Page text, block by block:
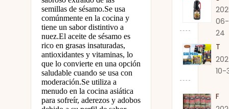
semillas de sésamo.Se usa
comúnmente en la cocina y
tiene un sabor distintivo a
nuez.El aceite de sésamo es
rico en grasas insaturadas,
antioxidantes y vitaminas, lo
que lo convierte en una opción
saludable cuando se usa con
moderación.Se utiliza a
menudo en la cocina asiática
para sofreír, aderezos y adobos
06-
24
10-
Fabricante premium de fideos TSY en Guangdong